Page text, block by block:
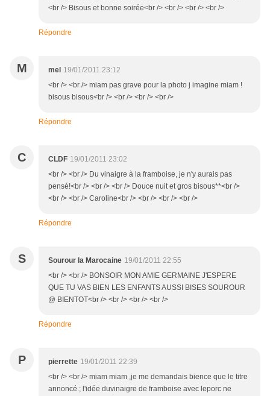
<br /> Bisous et bonne soirée<br /> <br /> <br /> <br />
Répondre
M mel 19/01/2011 23:12
<br /> <br /> miam pas grave pour la photo j imagine miam !
bisous bisous<br /> <br /> <br /> <br />
Répondre
C CLDF 19/01/2011 23:02
<br /> <br /> Du vinaigre à la framboise, je n'y aurais pas
pensé!<br /> <br /> <br /> Douce nuit et gros bisous**<br />
<br /> <br /> Caroline<br /> <br /> <br /> <br />
Répondre
S Sourour la Marocaine 19/01/2011 22:55
<br /> <br /> BONSOIR MON AMIE GERMAINE J'ESPERE
QUE TU VAS BIEN LES ENFANTS AUSSI BISES SOUROUR
@ BIENTOT<br /> <br /> <br /> <br />
Répondre
P pierrette 19/01/2011 22:39
<br /> <br /> miam miam ,je me demandais bience que le titre
annoncé.; l'idée duvinaigre de framboise avec leporc ne